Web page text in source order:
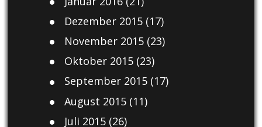
Dezember 2015(17)
November 2015(23)
Oktober 2015(23)
September 2015(17)
August 2015(11)
Juli 2015(26)